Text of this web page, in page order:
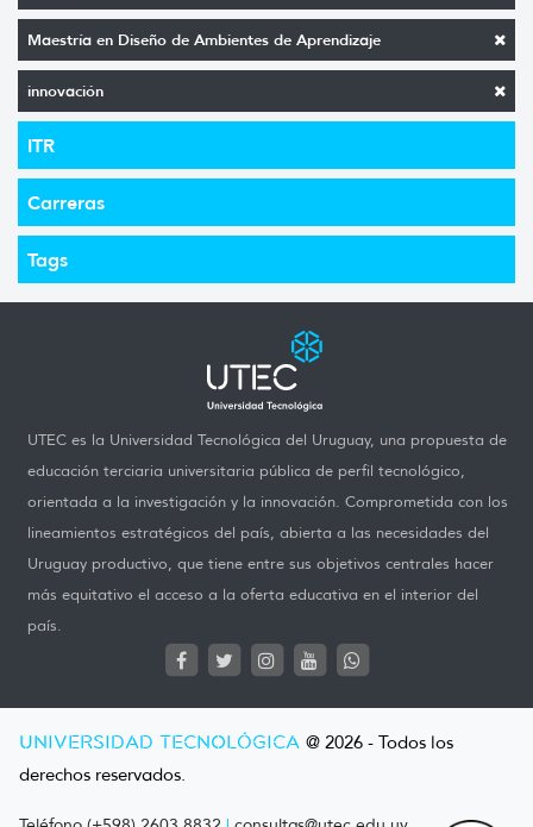
Maestría en Diseño de Ambientes de Aprendizaje
innovación
ITR
Carreras
Tags
UTEC es la Universidad Tecnológica del Uruguay, una propuesta de
educación terciaria universitaria pública de perfil tecnológico,
orientada a la investigación y la innovación. Comprometida con los
lineamientos estratégicos del país, abierta a las necesidades del
Uruguay productivo, que tiene entre sus objetivos centrales hacer
más equitativo el acceso a la oferta educativa en el interior del
país.
UNIVERSIDAD TECNOLÓGICA @ 2026 - Todos los
derechos reservados.